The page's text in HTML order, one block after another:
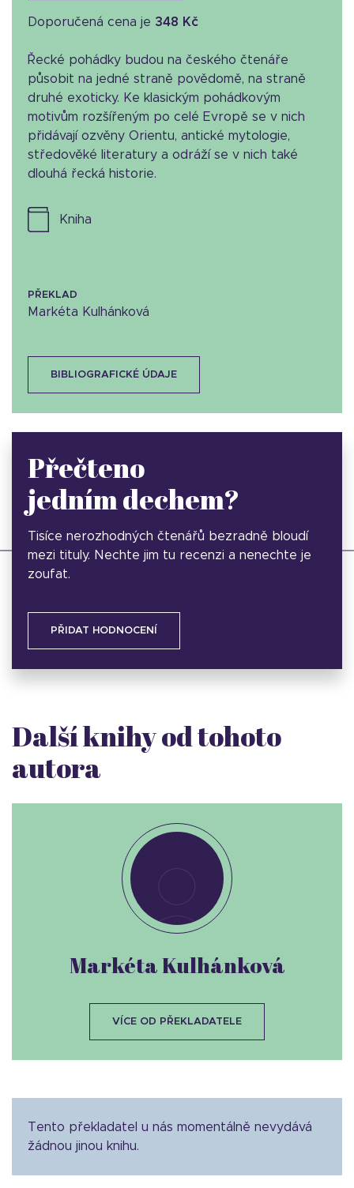
Doporučená cena je 348 Kč
Řecké pohádky budou na českého čtenáře
působit na jedné straně povědomě, na straně
druhé exoticky. Ke klasickým pohádkovým
motivům rozšířeným po celé Evropě se v nich
přidávají ozvěny Orientu, antické mytologie,
středověké literatury a odráží se v nich také
dlouhá řecká historie.
kniha
PŘEKLAD
Markéta Kulhánková
BIBLIOGRAFICKÉ ÚDAJE
Přečteno
jedním dechem?
Tisíce nerozhodných čtenářů bezradně bloudí
mezi tituly. Nechte jim tu recenzi a nenechte je
zoufat.
PŘIDAT HODNOCENÍ
Další knihy od tohoto
autora
Tento překladatel u nás momentálně nevydává
žádnou jinou knihu.
Markéta Kulhánková
VÍCE OD PŘEKLADATELE